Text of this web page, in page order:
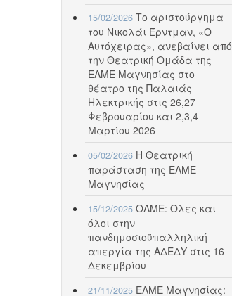
15/02/2026 Το αριστούργημα
του Νικολάι Έρντμαν, «Ο
Αυτόχειρας», ανεβαίνει από
την Θεατρική Ομάδα της
ΕΛΜΕ Μαγνησίας στο
θέατρο της Παλαιάς
Ηλεκτρικής στις 26,27
Φεβρουαρίου και 2,3,4
Μαρτίου 2026
05/02/2026 Η Θεατρική
παράσταση της ΕΛΜΕ
Μαγνησίας
15/12/2025 ΟΛΜΕ: Όλες και
όλοι στην
πανδημοσιοϋπαλληλική
απεργία της ΑΔΕΔΥ στις 16
Δεκεμβρίου
21/11/2025 ΕΛΜΕ Μαγνησίας: